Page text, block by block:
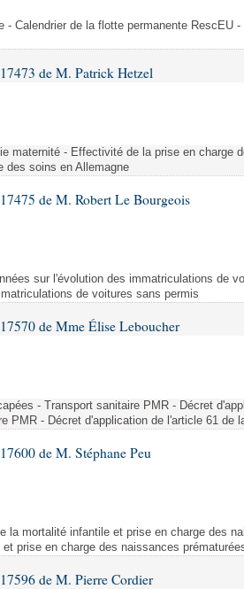
- Calendrier de la flotte permanente RescEU
de M. Patrick Hetzel
maternité - Effectivité de la prise en charge
des soins en Allemagne
de M. Robert Le Bourgeois
sur l'évolution des immatriculations de
de voitures sans permis
de Mme Élise Leboucher
- Transport sanitaire PMR - Décret
PMR - Décret d'application de l'article 61 de
de M. Stéphane Peu
la mortalité infantile et prise en charge des
prise en charge des naissances
de M. Pierre Cordier